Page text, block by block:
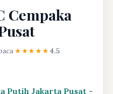
Cempaka
·★★★★★4.5
Putih Jakarta Pusat -